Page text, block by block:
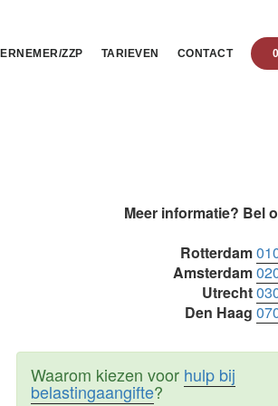
ZZP TARIEVEN CONTACT
Meer informatie? Bel
Rotterdam
Amsterdam
Utrecht
Den Haag
Waarom kiezen voor hulp bij
belastingaangifte?